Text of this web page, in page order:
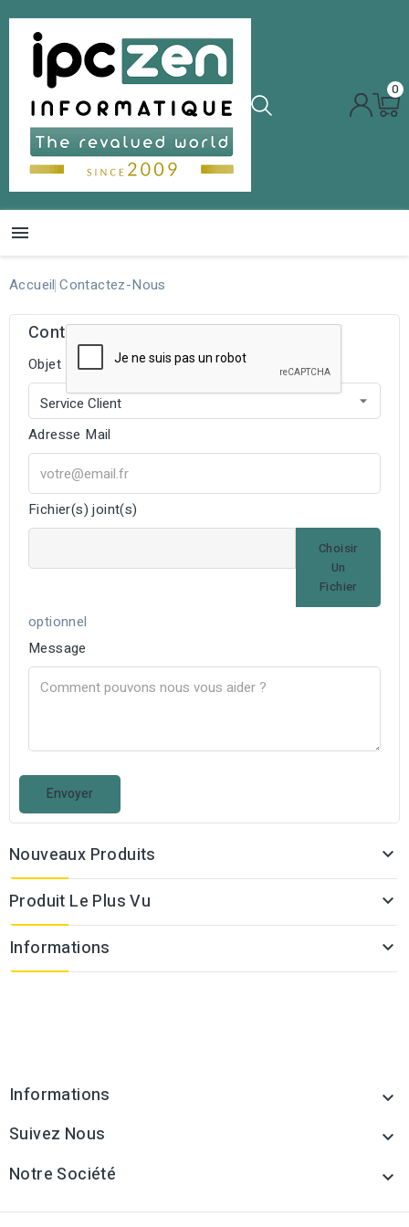
0

Accueil Contactez-Nous
Contactez-nous
Objet
Adresse Mail
Fichier(s) joint(s)
Choisir
Un
Fichier
optionnel
Message
Nouveaux Produits 
Produit Le Plus Vu 
Informations 
Informations 
Suivez Nous 
Notre Société 